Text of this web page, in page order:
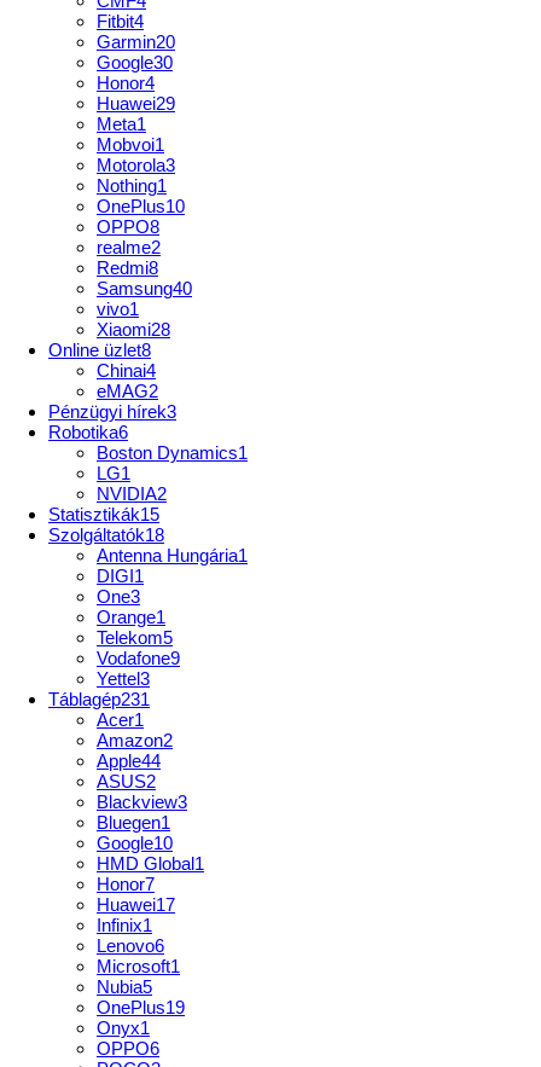
Fitbit4
Garmin20
Google30
Honor4
Huawei29
Meta1
Mobvoi1
Motorola3
Nothing1
OnePlus10
OPPO8
realme2
Redmi8
Samsung40
vivo1
Xiaomi28
Online üzlet8
Chinai4
eMAG2
Pénzügyi hírek3
Robotika6
Boston Dynamics1
LG1
NVIDIA2
Statisztikák15
Szolgáltatók18
Antenna Hungária1
DIGI1
One3
Orange1
Telekom5
Vodafone9
Yettel3
Táblagép231
Acer1
Amazon2
Apple44
ASUS2
Blackview3
Bluegen1
Google10
HMD Global1
Honor7
Huawei17
Infinix1
Lenovo6
Microsoft1
Nubia5
OnePlus19
Onyx1
OPPO6